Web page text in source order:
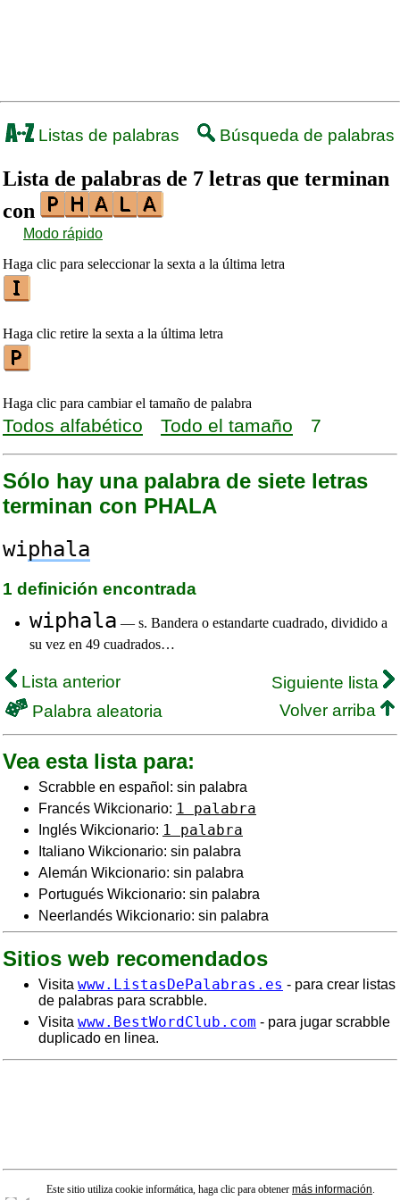
Listas de palabras Búsqueda de palabras
Lista de palabras de 7 letras que terminan
con
Modo rápido
Haga clic para seleccionar la sexta a la última letra
Haga clic retire la sexta a la última letra
Haga clic para cambiar el tamaño de palabra
Todos alfabético Todo el tamaño 7
Sólo hay una palabra de siete letras
terminan con PHALA
wiphala
1 definición encontrada
wiphala — s. Bandera o estandarte cuadrado, dividido a
su vez en 49 cuadrados…
Lista anterior
Siguiente lista
Palabra aleatoria
Volver arriba
Vea esta lista para:
Scrabble en español: sin palabra
Francés Wikcionario: 1 palabra
Inglés Wikcionario: 1 palabra
Italiano Wikcionario: sin palabra
Alemán Wikcionario: sin palabra
Portugués Wikcionario: sin palabra
Neerlandés Wikcionario: sin palabra
Sitios web recomendados
Visita www.ListasDePalabras.es - para crear listas
de palabras para scrabble.
Visita www.BestWordClub.com - para jugar scrabble
duplicado en linea.
Este sitio utiliza cookie informática, haga clic para obtener más información.